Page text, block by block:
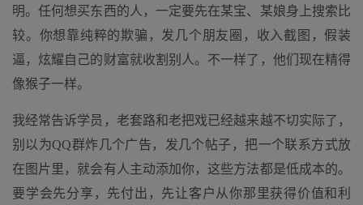
明。任何想买东西的人，一定要先在某宝、某娘身上搜索比
较。你想靠纯粹的欺骗，发几个朋友圈，收入截图，假装
逼，炫耀自己的财富就收割别人。不一样了，他们现在精得
像猴子一样。
我经常告诉学员，老套路和老把戏已经越来越不切实际了，
别以为QQ群炸几个广告，发几个帖子，把一个联系方式放
在图片里，就会有人主动添加你，这些方法都是低成本的。
要学会先分享，先付出，先让客户从你那里获得价值和利